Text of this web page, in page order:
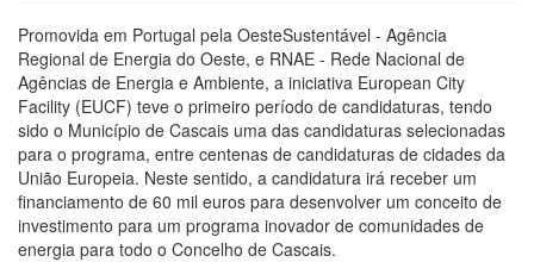
Promovida em Portugal pela OesteSustentável - Agência
Regional de Energia do Oeste, e RNAE - Rede Nacional de
Agências de Energia e Ambiente, a iniciativa European City
Facility (EUCF) teve o primeiro período de candidaturas, tendo
sido o Município de Cascais uma das candidaturas selecionadas
para o programa, entre centenas de candidaturas de cidades da
União Europeia. Neste sentido, a candidatura irá receber um
financiamento de 60 mil euros para desenvolver um conceito de
investimento para um programa inovador de comunidades de
energia para todo o Concelho de Cascais.